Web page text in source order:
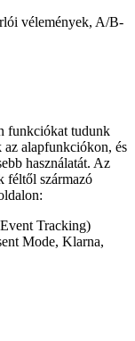
vélemények, A/B-
funkciókat tudunk
alapfunkciókon, és
használatát. Az
féltől származó
Tracking)
Mode, Klarna,